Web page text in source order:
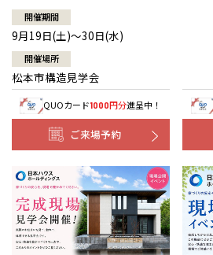
開催期間
9月19日(土)～30日(水)
開催場所
松本市構造見学会
QUOカード1000円分進呈中！
ご来場予約